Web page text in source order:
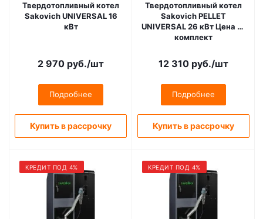
Твердотопливный котел
Sakovich UNIVERSAL 16
кВт
2 970 руб./шт
Подробнее
Купить в рассрочку
Твердотопливный котел
Sakovich PELLET
UNIVERSAL 26 кВт Цена за
комплект
Kipi, бункер Bio)
12 310 руб./шт
Подробнее
Купить в рассрочку
КРЕДИТ ПОД 4% КРЕДИТ ПОД 4%